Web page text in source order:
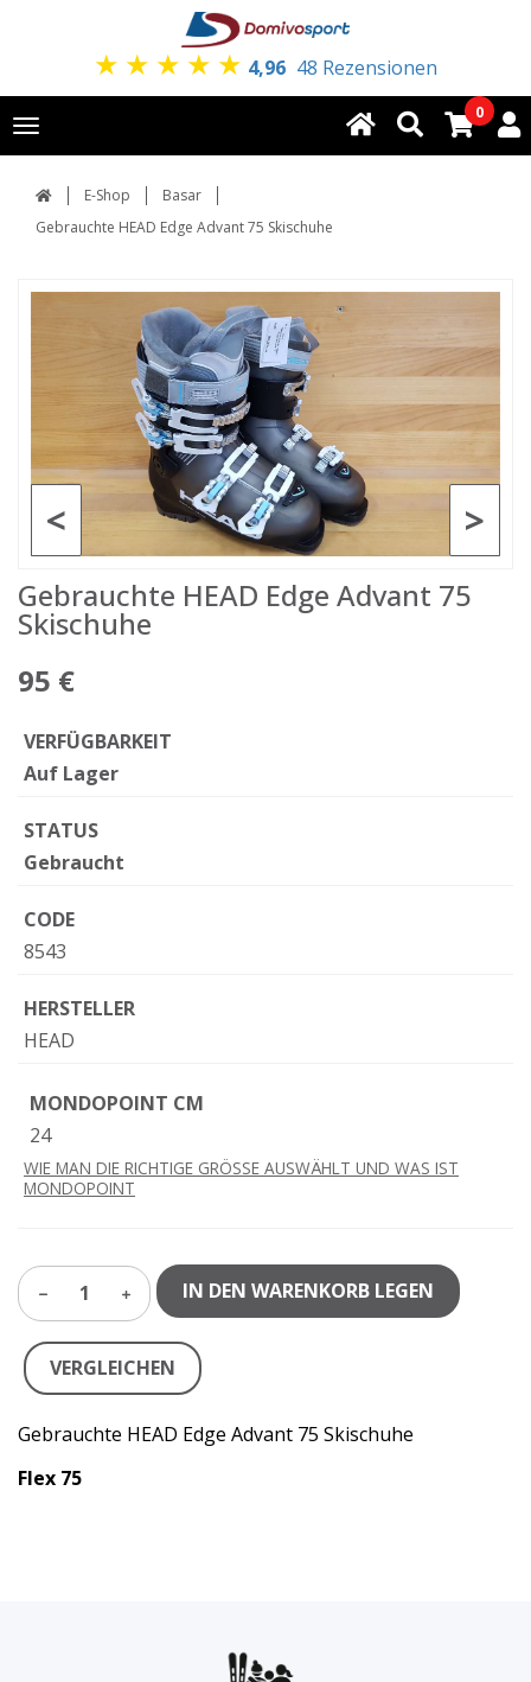
★ ★ ★ ★ ★ 4,96 48 Rezensionen
Toggle
navigation
0
E-Shop
Basar
Gebrauchte HEAD Edge Advant 75 Skischuhe
>
<
Gebrauchte HEAD Edge Advant 75
Skischuhe
95 €
VERFÜGBARKEIT
Auf Lager
STATUS
Gebraucht
CODE
8543
HERSTELLER
HEAD
MONDOPOINT CM
24
WIE MAN DIE RICHTIGE GRÖSSE AUSWÄHLT UND WAS IST
MONDOPOINT
1 IN DEN WARENKORB LEGEN
VERGLEICHEN
Gebrauchte HEAD Edge Advant 75 Skischuhe
Flex 75